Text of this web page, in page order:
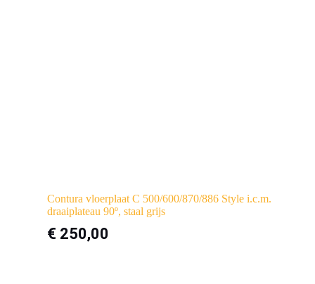
Contura vloerplaat C 500/600/870/886 Style i.c.m.
draaiplateau 90º, staal grijs
€ 250,00